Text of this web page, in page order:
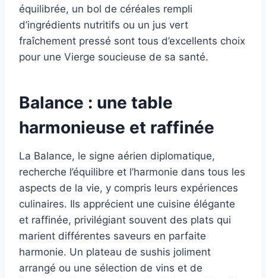
équilibrée, un bol de céréales rempli
d’ingrédients nutritifs ou un jus vert
fraîchement pressé sont tous d’excellents choix
pour une Vierge soucieuse de sa santé.
Balance : une table
harmonieuse et raffinée
La Balance, le signe aérien diplomatique,
recherche l’équilibre et l’harmonie dans tous les
aspects de la vie, y compris leurs expériences
culinaires. Ils apprécient une cuisine élégante
et raffinée, privilégiant souvent des plats qui
marient différentes saveurs en parfaite
harmonie. Un plateau de sushis joliment
arrangé ou une sélection de vins et de